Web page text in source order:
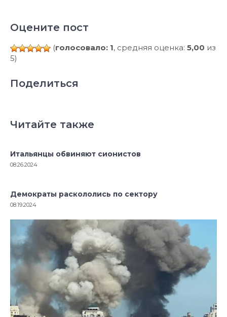
Оцените пост
(голосовало: 1, средняя оценка: 5,00 из
5)
Поделиться
Читайте также
Итальянцы обвиняют сионистов
08.26.2024
Демократы раскололись по сектору
08.19.2024